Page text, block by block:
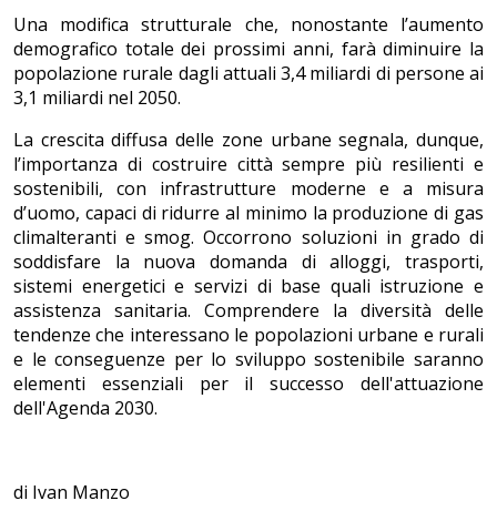
Una modifica strutturale che, nonostante l’aumento
demografico totale dei prossimi anni, farà diminuire la
popolazione rurale dagli attuali 3,4 miliardi di persone ai
3,1 miliardi nel 2050.
La crescita diffusa delle zone urbane segnala, dunque,
l’importanza di costruire città sempre più resilienti e
sostenibili, con infrastrutture moderne e a misura
d’uomo, capaci di ridurre al minimo la produzione di gas
climalteranti e smog. Occorrono soluzioni in grado di
soddisfare la nuova domanda di alloggi, trasporti,
sistemi energetici e servizi di base quali istruzione e
assistenza sanitaria. Comprendere la diversità delle
tendenze che interessano le popolazioni urbane e rurali
e le conseguenze per lo sviluppo sostenibile saranno
elementi essenziali per il successo dell'attuazione
dell'Agenda 2030.
di Ivan Manzo